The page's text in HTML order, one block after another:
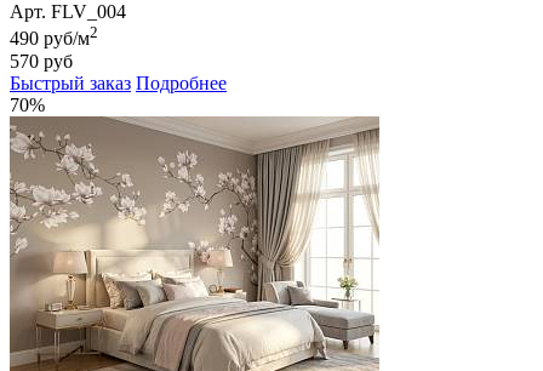
Арт. FLV_004
490 руб/м2
570 руб
Быстрый заказ Подробнее
70%